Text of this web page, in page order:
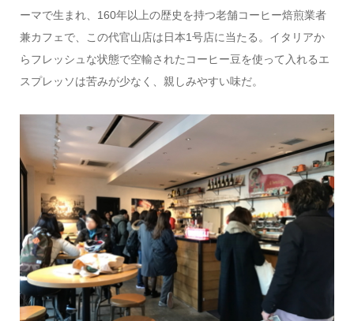
ーマで生まれ、160年以上の歴史を持つ老舗コーヒー焙煎業者
兼カフェで、この代官山店は日本1号店に当たる。イタリアか
らフレッシュな状態で空輸されたコーヒー豆を使って入れるエ
スプレッソは苦みが少なく、親しみやすい味だ。